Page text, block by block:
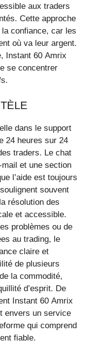
aux traders
Cette approche
confiance, car les
où va leur argent.
Instant 60 Amrix
se concentrer
dans le support
24 heures sur 24
traders. Le chat
et une section
l’aide est toujours
souvent
résolution des
et accessible.
problèmes ou de
au trading, le
claire et
de plusieurs
la commodité,
d’esprit. De
Instant 60 Amrix
envers un service
qui comprend
fiable.